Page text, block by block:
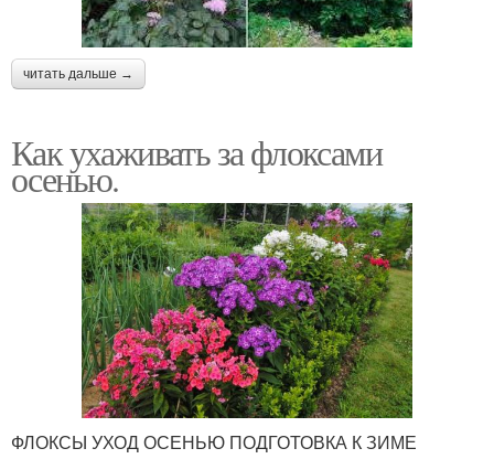
читать дальше →
Как ухаживать за флоксами
осенью.
ФЛОКСЫ УХОД ОСЕНЬЮ ПОДГОТОВКА К ЗИМЕ